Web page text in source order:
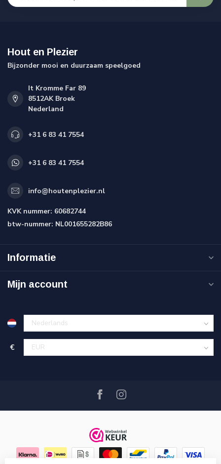
Hout en Plezier
Bijzonder mooi en duurzaam speelgoed
It Kromme Far 89
8512AK Broek
Nederland
+31 6 83 41 7554
+31 6 83 41 7554
info@houtenplezier.nl
KVK nummer: 60682744
btw-nummer: NL001655282B86
Informatie
Mijn account
€